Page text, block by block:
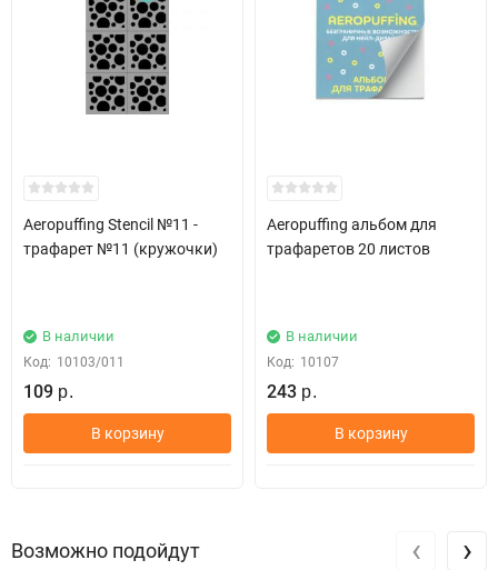
Aeropuffing Stencil №11 -
трафарет №11 (кружочки)
В наличии
Код: 10103/011
109 р.
В корзину
Aeropuffing альбом для
трафаретов 20 листов
В наличии
Код: 10107
243 р.
В корзину
Возможно подойдут ‹ ›